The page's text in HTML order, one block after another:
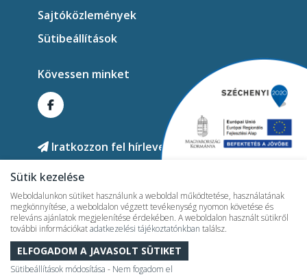
Sajtóközlemények
Sütibeállítások
Kövessen minket
Iratkozzon fel hírlevelünkre!
2026 © mesteritermal.hu - Minden jog fenntartva!
Sütik kezelése
Weboldalunkon sütiket használunk a weboldal működtetése, használatának
megkönnyítése, a weboldalon végzett tevékenység nyomon követése és
releváns ajánlatok megjelenítése érdekében. A weboldalon használt sütikről
további információkatadatkezelési tájékoztatónkban találsz.
ELFOGADOM A JAVASOLT SÜTIKET
Sütibeállítások módosítása - Nem fogadom el